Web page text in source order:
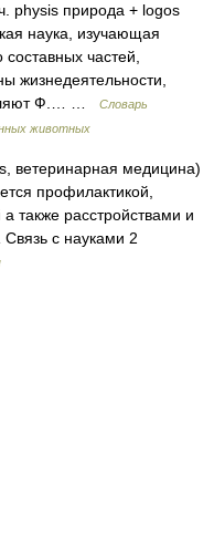
physis природа + logos
наука, изучающая
частей,
жизнедеятельности,
Ф.… …
Словарь
животных
ветеринарная медицина)
профилактикой,
также расстройствами и
с науками 2